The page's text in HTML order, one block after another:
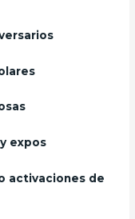
expos
activaciones de